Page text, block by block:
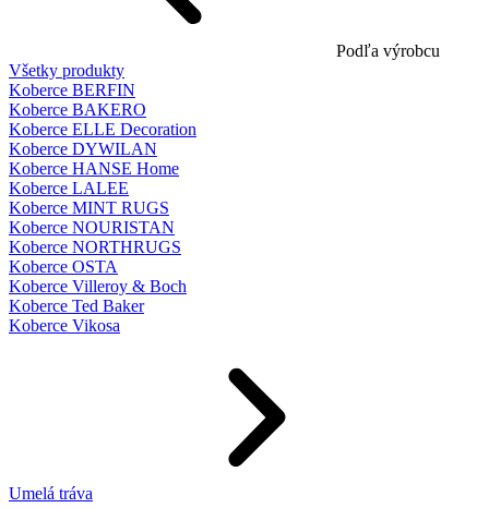
Podľa výrobcu
Všetky produkty
Koberce BERFIN
Koberce BAKERO
Koberce ELLE Decoration
Koberce DYWILAN
Koberce HANSE Home
Koberce LALEE
Koberce MINT RUGS
Koberce NOURISTAN
Koberce NORTHRUGS
Koberce OSTA
Koberce Villeroy & Boch
Koberce Ted Baker
Koberce Vikosa
Umelá tráva